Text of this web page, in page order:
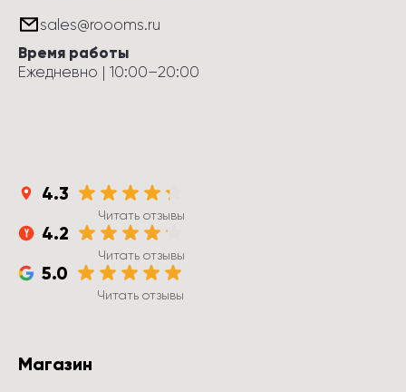
sales@roooms.ru
Время работы
Ежедневно | 10:00–20:00
4.3
Читать отзывы
4.2
Читать отзывы
5.0
Читать отзывы
Магазин